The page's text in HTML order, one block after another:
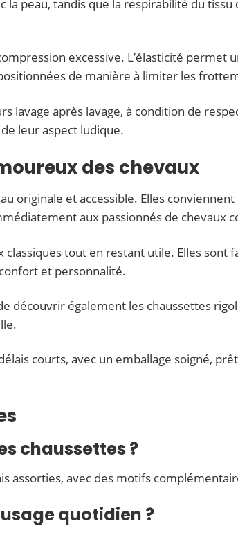
peau, tandis que la respirabilité du
excessive. L’élasticité permet
de manière à limiter les
lavage après lavage, à condition de
leur aspect ludique.
des chevaux
originale et accessible. Elles
aux passionnés de chevaux
tout en restant utile. Elles
et personnalité.
découvrir également les chaussettes
courts, avec un emballage soigné,
chaussettes ?
assorties, avec des motifs
quotidien ?